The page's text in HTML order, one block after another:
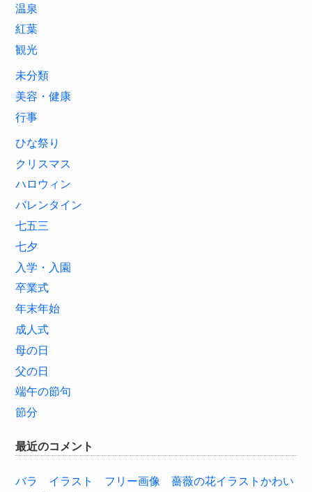
温泉
紅葉
観光
未分類
美容・健康
行事
ひな祭り
クリスマス
ハロウィン
バレンタイン
七五三
七夕
入学・入園
卒業式
年末年始
成人式
母の日
父の日
端午の節句
節分
最近のコメント
バラ イラスト フリー画像 薔薇の花イラストかわい